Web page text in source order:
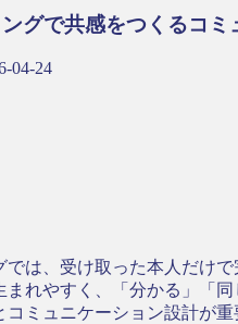
グで共感をつくるコミ
04-24
では、受け取った本人だけ
まれやすく、「分かる」「
コミュニケーション設計が